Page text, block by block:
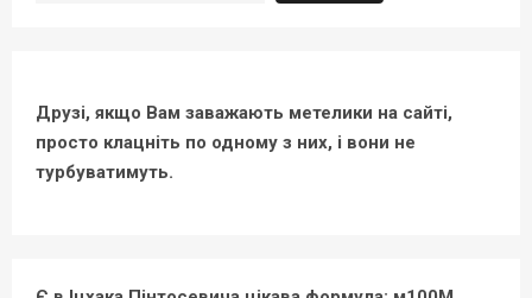
Друзі, якщо Вам заважають метелики на сайті,
просто клацніть по одному з них, і вони не
турбуватимуть.